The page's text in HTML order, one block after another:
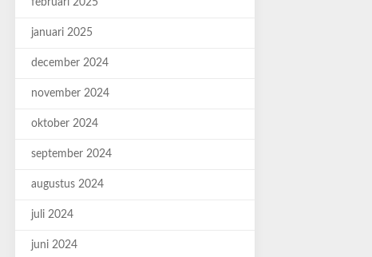
februari 2025
januari 2025
december 2024
november 2024
oktober 2024
september 2024
augustus 2024
juli 2024
juni 2024